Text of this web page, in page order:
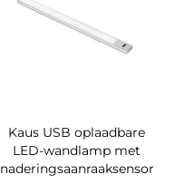
Kaus USB oplaadbare
LED-wandlamp met
naderingsaanraaksensor